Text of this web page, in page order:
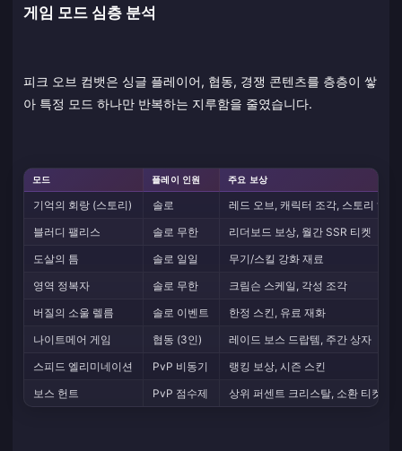
게임 모드 심층 분석
피크 오브 컴뱃은 싱글 플레이어, 협동, 경쟁 콘텐츠를 층층이 쌓
아 특정 모드 하나만 반복하는 지루함을 줄였습니다.
모드 플레이 인원 주요 보상
기억의 회랑 (스토리) 솔로
레드 오브, 캐릭터 조각, 스토리 해금
블러디 팰리스
솔로 무한
리더보드 보상, 월간 SSR 티켓
도살의 틈
솔로 일일
무기/스킬 강화 재료
영역 정복자
솔로 무한
크림슨 스케일, 각성 조각
버질의 소울 렐름
솔로 이벤트
한정 스킨, 유료 재화
나이트메어 게임
협동 (3인)
레이드 보스 드랍템, 주간 상자
스피드 엘리미네이션
PvP 비동기
랭킹 보상, 시즌 스킨
보스 헌트
PvP 점수제 상위 퍼센트 크리스탈, 소환 티켓